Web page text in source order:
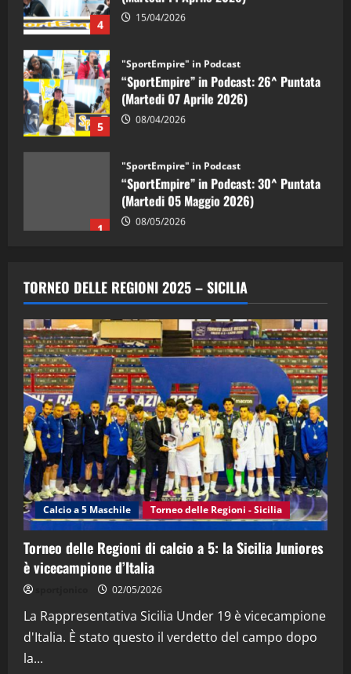
4
5
“SportEmpire” in Podcast: 26^ Puntata
(Martedi 07 Aprile 2026)
1
“SportEmpire” in Podcast: 30^ Puntata
(Martedi 05 Maggio 2026)
2
“SportEmpire” in Podcast: 29^ Puntata
(Martedi 28 Aprile 2026)
3
"SportEmpire" in Podcast
“SportEmpire” in Podcast: 28^ Puntata
(Martedi 21 Aprile 2026)
21/04/2026
4
"SportEmpire" in Podcast Sport News
“SportEmpire” in Podcast: 27^ Puntata
(Martedi 14 Aprile 2026)
15/04/2026
"SportEmpire" in Podcast
“SportEmpire” in Podcast: 26^ Puntata
08/04/2026
TORNEO DELLE REGIONI 2025 – SICILIA
Calcio a 5 Maschile Torneo delle Regioni - Sicilia
Torneo delle Regioni di calcio a 5: la Sicilia Juniores
è vicecampione d’Italia
02/05/2026
La Rappresentativa Sicilia Under 19 è vicecampione
d'Italia. È stato questo il verdetto del campo dopo
la...